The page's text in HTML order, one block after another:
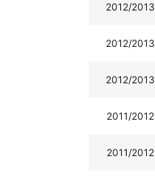
2012/2013
2012/2013
2012/2013
2011/2012
2011/2012